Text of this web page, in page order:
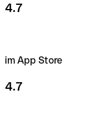
4.7
im App Store
4.7